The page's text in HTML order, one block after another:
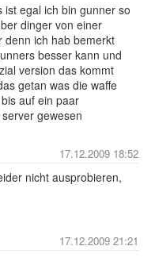
egal ich bin gunner so
dinger von einer
denn ich hab bemerkt
besser kann und
version das kommt
getan was die waffe
auf ein paar
gewesen
17.12.2009 18:52
nicht ausprobieren,
17.12.2009 21:21